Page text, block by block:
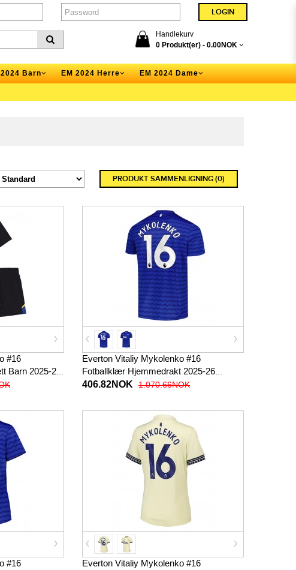
Handlekurv
0 Produkt(er) - 0.00NOK
2024 Barn EM 2024 Herre EM 2024 Dame
PRODUKT SAMMENLIGNING (0)
#16
Barn 2025-26
Everton Vitaliy Mykolenko #16
Fotballklær Hjemmedrakt 2025-26
Kortermet
406.82NOK 1.070.66NOK
#16
Everton Vitaliy Mykolenko #16